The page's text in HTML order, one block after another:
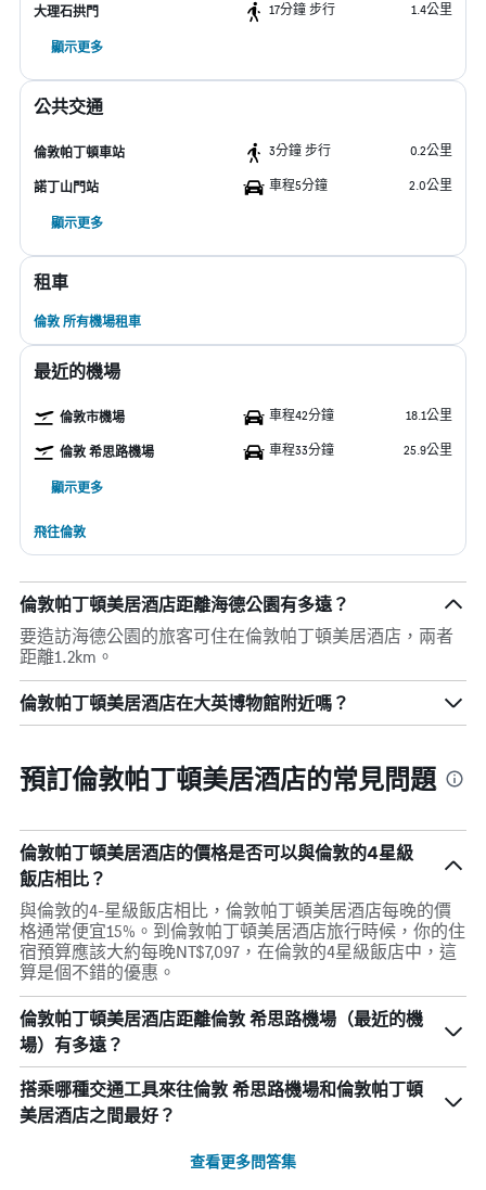
大理石拱門 17分鐘 步行 1.4公里
顯示更多
公共交通
倫敦帕丁頓車站 3分鐘 步行 0.2公里
諾丁山門站 車程5分鐘 2.0公里
顯示更多
租車
倫敦 所有機場租車
最近的機場
倫敦市機場 車程42分鐘 18.1公里
倫敦 希思路機場 車程33分鐘 25.9公里
顯示更多
飛往倫敦
倫敦帕丁頓美居酒店距離海德公園有多遠？
要造訪海德公園的旅客可住在倫敦帕丁頓美居酒店，兩者
距離1.2km。
倫敦帕丁頓美居酒店在大英博物館附近嗎？
預訂倫敦帕丁頓美居酒店的常見問題
倫敦帕丁頓美居酒店的價格是否可以與倫敦的4星級
飯店相比？
與倫敦的4-星級飯店相比，倫敦帕丁頓美居酒店每晚的價
格通常便宜15%。到倫敦帕丁頓美居酒店旅行時候，你的住
宿預算應該大約每晚NT$7,097，在倫敦的4星級飯店中，這
算是個不錯的優惠。
倫敦帕丁頓美居酒店距離倫敦 希思路機場（最近的機
場）有多遠？
搭乘哪種交通工具來往倫敦 希思路機場和倫敦帕丁頓
美居酒店之間最好？
查看更多問答集